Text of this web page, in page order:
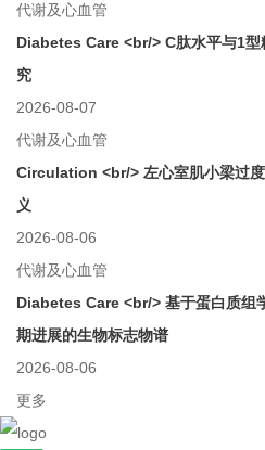
代谢及心血管
Diabetes Care <br/> C肽水平与1
究
2026-08-07
代谢及心血管
Circulation <br/> 左心室肌小梁过
义
2026-08-06
代谢及心血管
Diabetes Care <br/> 基于蛋白质组
期进展的生物标志物谱
2026-08-06
更多